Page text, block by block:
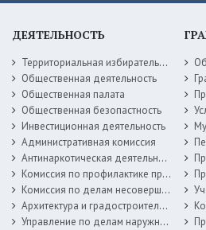
ДЕЯТЕЛЬНОСТЬ
Территориальная избирательная комиссия
Общественная деятельность
Общественная палата
Общественная безопастность
Инвестиционная деятельность
Административная комиссия
Антинаркотическая деятельность
Комиссия по профилактике правонарушений
Комиссия по делам несовершеннолетних
Архитектура и градостроительство
Управление по делам наружной рекламы